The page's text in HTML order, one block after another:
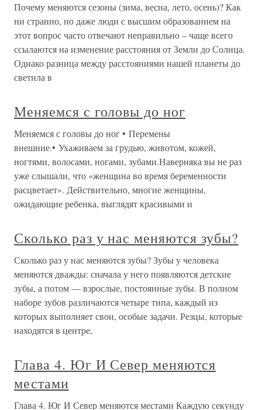
Почему меняются сезоны (зима, весна, лето, осень)? Как
ни странно, но даже люди с высшим образованием на
этот вопрос часто отвечают неправильно – чаще всего
ссылаются на изменение расстояния от Земли до Солнца.
Однако разница между расстояниями нашей планеты до
светила в
Меняемся с головы до ног
Меняемся с головы до ног • Перемены
внешние.• Ухаживаем за грудью, животом, кожей,
ногтями, волосами, ногами, зубами.Наверняка вы не раз
уже слышали, что «женщина во время беременности
расцветает». Действительно, многие женщины,
ожидающие ребенка, выглядят красивыми и
Сколько раз у нас меняются зубы?
Сколько раз у нас меняются зубы? Зубы у человека
меняются дважды: сначала у него появляются детские
зубы, а потом — взрослые, постоянные зубы. В полном
наборе зубов различаются четыре типа, каждый из
которых выполняет свои, особые задачи. Резцы, которые
находятся в центре,
Глава 4. Юг И Север меняются
местами
Глава 4. Юг И Север меняются местами Каждую секунду